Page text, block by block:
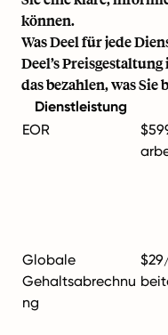
können.
Was Deel für jede
Deel’s
das bezahlen, was
Dienstleistung
EOR
Globale
Gehaltsabrechnu
ng